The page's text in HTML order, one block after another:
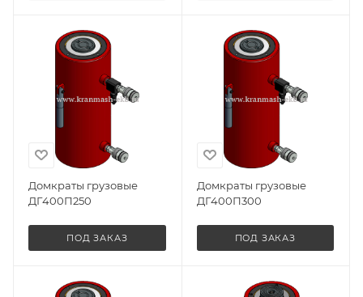
Домкраты грузовые
ДГ400П250
ПОД ЗАКАЗ
Домкраты грузовые
ДГ400П300
ПОД ЗАКАЗ